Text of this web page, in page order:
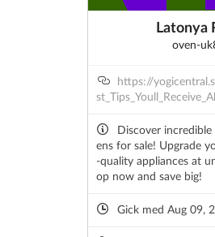
Latonya
oven-
https://
Discover
ens for sale! Upgrade
-quality appliances at
op now and save big!
Gick med Aug 09,